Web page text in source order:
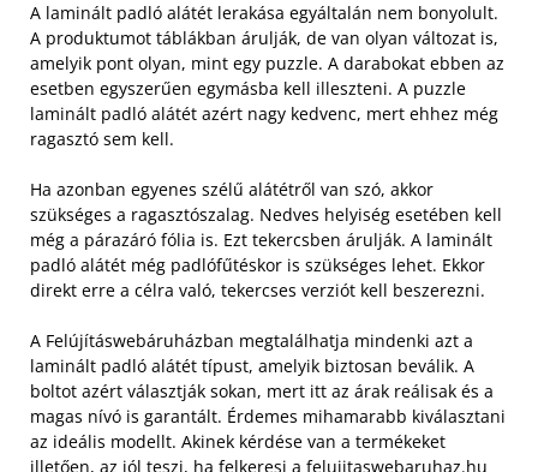
A laminált padló alátét lerakása egyáltalán nem bonyolult.
A produktumot táblákban árulják, de van olyan változat is,
amelyik pont olyan, mint egy puzzle. A darabokat ebben az
esetben egyszerűen egymásba kell illeszteni. A puzzle
laminált padló alátét azért nagy kedvenc, mert ehhez még
ragasztó sem kell.
Ha azonban egyenes szélű alátétről van szó, akkor
szükséges a ragasztószalag. Nedves helyiség esetében kell
még a párazáró fólia is. Ezt tekercsben árulják. A laminált
padló alátét még padlófűtéskor is szükséges lehet. Ekkor
direkt erre a célra való, tekercses verziót kell beszerezni.
A Felújításwebáruházban megtalálhatja mindenki azt a
laminált padló alátét típust, amelyik biztosan beválik. A
boltot azért választják sokan, mert itt az árak reálisak és a
magas nívó is garantált. Érdemes mihamarabb kiválasztani
az ideális modellt. Akinek kérdése van a termékeket
illetően, az jól teszi, ha felkeresi a felujitaswebaruhaz.hu